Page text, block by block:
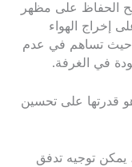
الحفاظ على مظهر
إخراج الهواء
حيث تساهم في عدم
في الغرفة.
قدرتها على تحسين
يمكن توجيه تدفق